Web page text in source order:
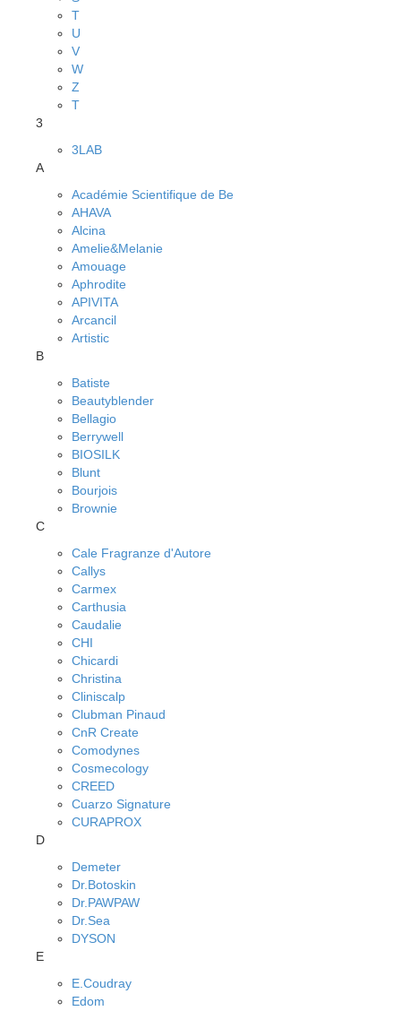
T
U
V
W
Z
Т
3
3LAB
A
Académie Scientifique de Be
AHAVA
Alcina
Amelie&Melanie
Amouage
Aphrodite
APIVITA
Arcancil
Artistic
B
Batiste
Beautyblender
Bellagio
Berrywell
BIOSILK
Blunt
Bourjois
Brownie
C
Cale Fragranze d'Autore
Callys
Carmex
Carthusia
Caudalie
CHI
Chicardi
Christina
Cliniscalp
Clubman Pinaud
CnR Create
Comodynes
Cosmecology
CREED
Cuarzo Signature
CURAPROX
D
Demeter
Dr.Botoskin
Dr.PAWPAW
Dr.Sea
DYSON
E
E.Coudray
Edom